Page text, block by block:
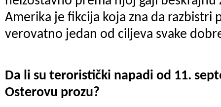
Amerika je fikcija koja zna da razbistri
verovatno jedan od ciljeva svake
Da li su teroristički napadi od 11.
Osterovu prozu?